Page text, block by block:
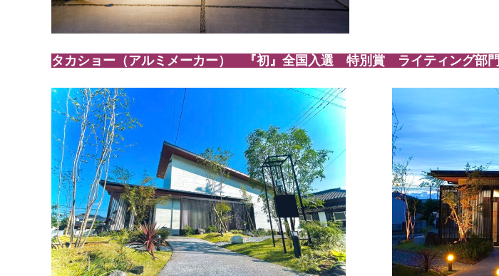
タカショー（アルミメーカー） 『初』全国入選 特別賞 ライティング部門